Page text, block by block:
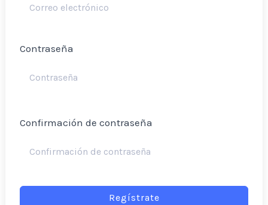
Contraseña
Confirmación de contraseña
Regístrate